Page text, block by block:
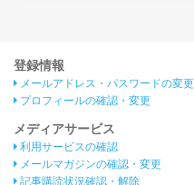
登録情報
メールアドレス・パスワードの変更
プロフィールの確認・変更
メディアサービス
利用サービスの確認
メールマガジンの確認・変更
記事購読状況確認・解除